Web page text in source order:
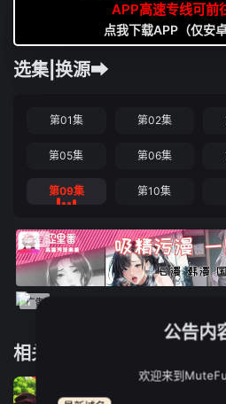
APP高速专线可前
点我下载APP（仅安
选集|换源➡
第01集 第02集
第05集 第06集
第09集 第10集
相关推荐
公告内
欢迎来到